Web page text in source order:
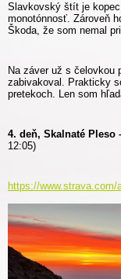
Slavkovský štít je
monotónnosť. Zároveň
Škoda, že som nemal
Na záver už s čelovkou
zabivakoval. Prakticky
pretekoch. Len som
4. deň, Skalnaté Pleso
12:05)
https://